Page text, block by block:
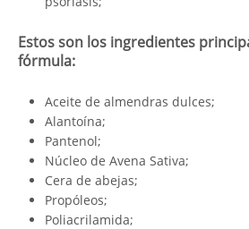
Estos son los ingredientes
fórmula:
Aceite de almendras dulces;
Alantoína;
Pantenol;
Núcleo de Avena Sativa;
Cera de abejas;
Propóleos;
Poliacrilamida;